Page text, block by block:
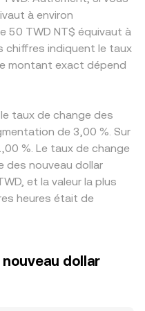
à environ
50 TWD NT$ équivaut à
chiffres indiquent le taux
montant exact dépend
taux de change des
de 3,00 %. Sur
%. Le taux de change
des nouveau dollar
et la valeur la plus
heures était de
dollar